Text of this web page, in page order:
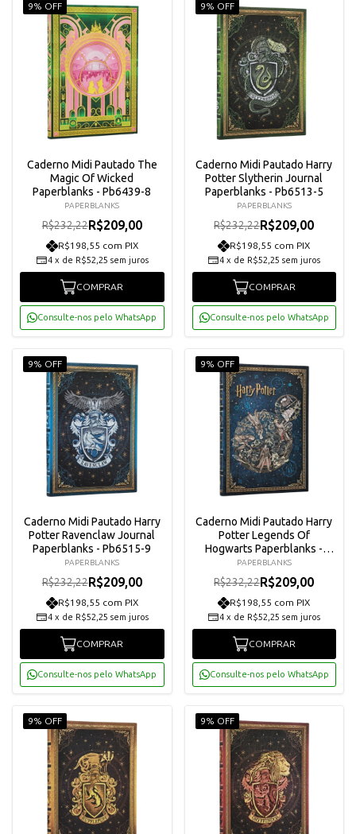
9% OFF
Caderno Midi Pautado The
Magic Of Wicked
Paperblanks - Pb6439-8
PAPERBLANKS
R$232,22R$209,00
R$198,55 com PIX
4 x de R$52,25 sem juros
COMPRAR
Consulte-nos pelo WhatsApp
9% OFF
Caderno Midi Pautado Harry
Potter Slytherin Journal
Paperblanks - Pb6513-5
PAPERBLANKS
R$232,22R$209,00
R$198,55 com PIX
4 x de R$52,25 sem juros
COMPRAR
Consulte-nos pelo WhatsApp
9% OFF
Caderno Midi Pautado Harry
Potter Ravenclaw Journal
Paperblanks - Pb6515-9
PAPERBLANKS
R$232,22R$209,00
R$198,55 com PIX
4 x de R$52,25 sem juros
COMPRAR
Consulte-nos pelo WhatsApp
9% OFF
Caderno Midi Pautado Harry
Potter Legends Of
Hogwarts Paperblanks -
Pb6521-0
PAPERBLANKS
R$232,22R$209,00
R$198,55 com PIX
4 x de R$52,25 sem juros
COMPRAR
Consulte-nos pelo WhatsApp
9% OFF 9% OFF